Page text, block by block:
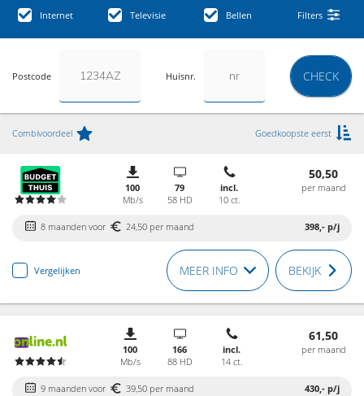
Internet Televisie Bellen Filters
Postcode Huisnr. CHECK
Combivoordeel Goedkoopste eerst
100
Mb/s
79
58 HD
incl.
10 ct.
50,50
per maand
8 maanden voor 24,50 per maand 398,- p/j
Vergelijken MEER INFO BEKIJK
100
Mb/s
166
88 HD
incl.
14 ct.
61,50
per maand
9 maanden voor 39,50 per maand 430,- p/j